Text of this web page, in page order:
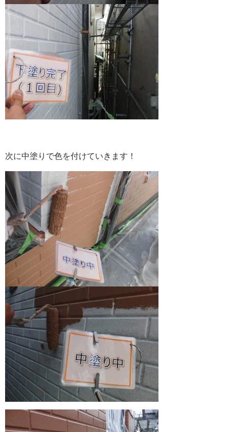
次に中塗りで色を付けていきます！